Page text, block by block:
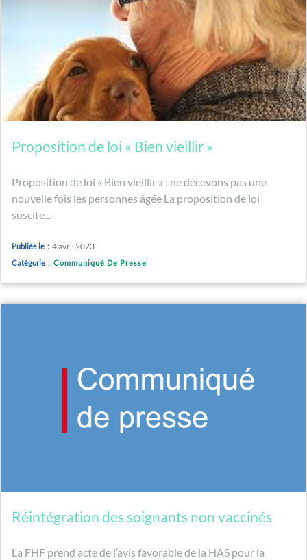
Proposition de loi « Bien vieillir »
Proposition de loi « Bien vieillir » : ne décevons pas une
nouvelle fois les personnes âgée La proposition de loi
suscite...
Publiée le : 4 avril 2023
Catégorie : Communiqué De Presse
Réintégration des soignants non vaccinés
La FHF prend acte de l’avis favorable de la HAS pour la